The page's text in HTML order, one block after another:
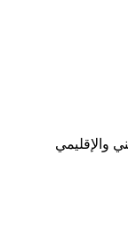
والإقليمي